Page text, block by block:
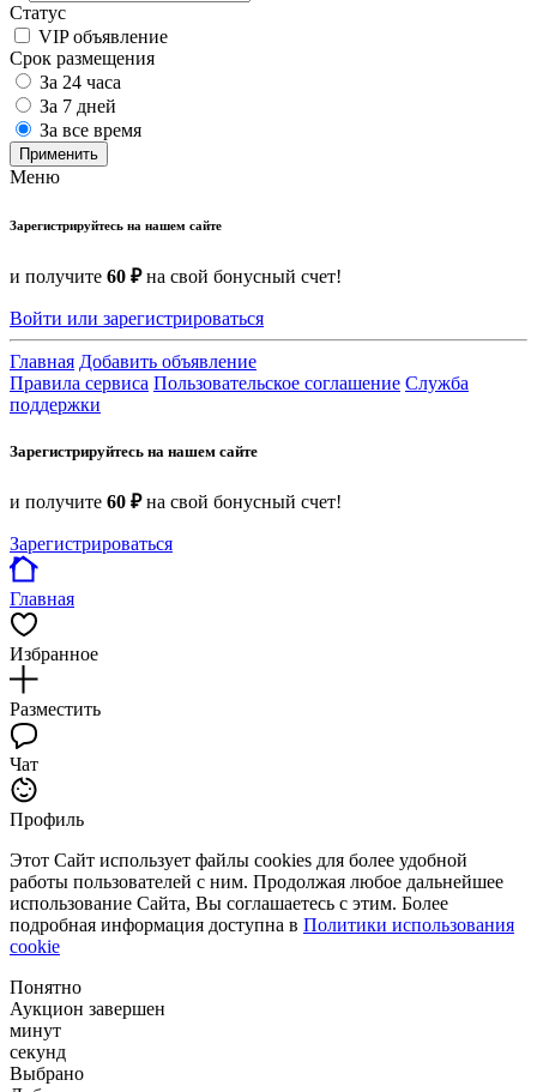
Статус
VIP объявление
Срок размещения
За 24 часа
За 7 дней
За все время
Применить
Меню
Зарегистрируйтесь на нашем сайте
и получите 60 ₽на свой бонусный счет!
Войти или зарегистрироваться
Главная Добавить объявление
Правила сервиса Пользовательское соглашение Служба
поддержки
Зарегистрируйтесь на нашем сайте
и получите 60 ₽на свой бонусный счет!
Зарегистрироваться
Главная
Избранное
Разместить
Чат
Профиль
Этот Сайт использует файлы cookies для более удобной
работы пользователей с ним. Продолжая любое дальнейшее
использование Сайта, Вы соглашаетесь с этим. Более
подробная информация доступна в Политики использования
cookie
Понятно
Аукцион завершен
минут
секунд
Выбрано